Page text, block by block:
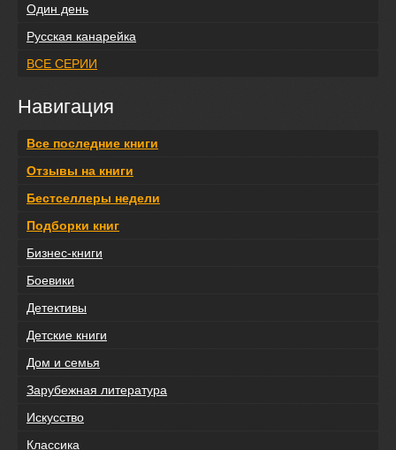
Один день
Русская канарейка
ВСЕ СЕРИИ
Навигация
Все последние книги
Отзывы на книги
Бестселлеры недели
Подборки книг
Бизнес-книги
Боевики
Детективы
Детские книги
Дом и семья
Зарубежная литература
Искусство
Классика